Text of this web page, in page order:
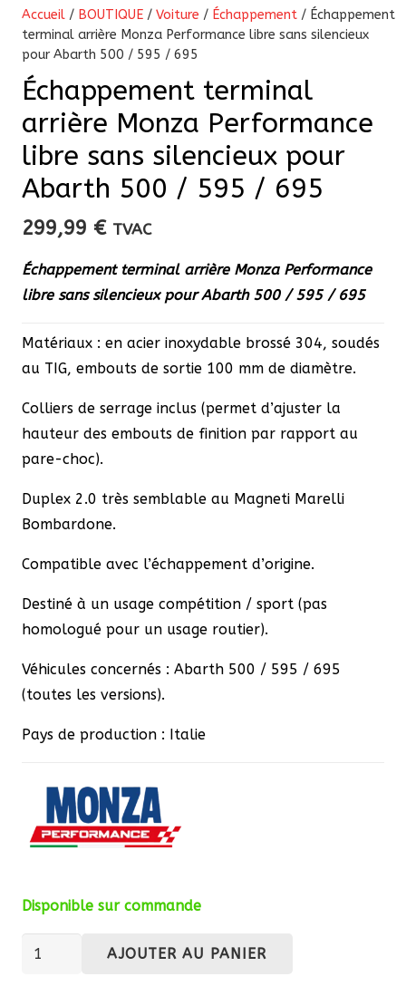
Accueil / BOUTIQUE / Voiture / Échappement / Échappement
terminal arrière Monza Performance libre sans silencieux
pour Abarth 500 / 595 / 695
Échappement terminal
arrière Monza Performance
libre sans silencieux pour
Abarth 500 / 595 / 695
299,99 € TVAC
Échappement terminal arrière Monza Performance
libre sans silencieux pour Abarth 500 / 595 / 695
Matériaux : en acier inoxydable brossé 304, soudés
au TIG, embouts de sortie 100 mm de diamètre.
Colliers de serrage inclus (permet d’ajuster la
hauteur des embouts de finition par rapport au
pare-choc).
Duplex 2.0 très semblable au Magneti Marelli
Bombardone.
Compatible avec l’échappement d’origine.
Destiné à un usage compétition / sport (pas
homologué pour un usage routier).
Véhicules concernés : Abarth 500 / 595 / 695
(toutes les versions).
Pays de production : Italie
Disponible sur commande
quantité
AJOUTER AU PANIER